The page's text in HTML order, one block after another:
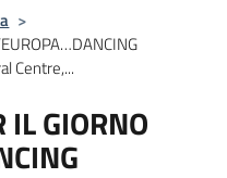
>
Centre,...
IL GIORNO